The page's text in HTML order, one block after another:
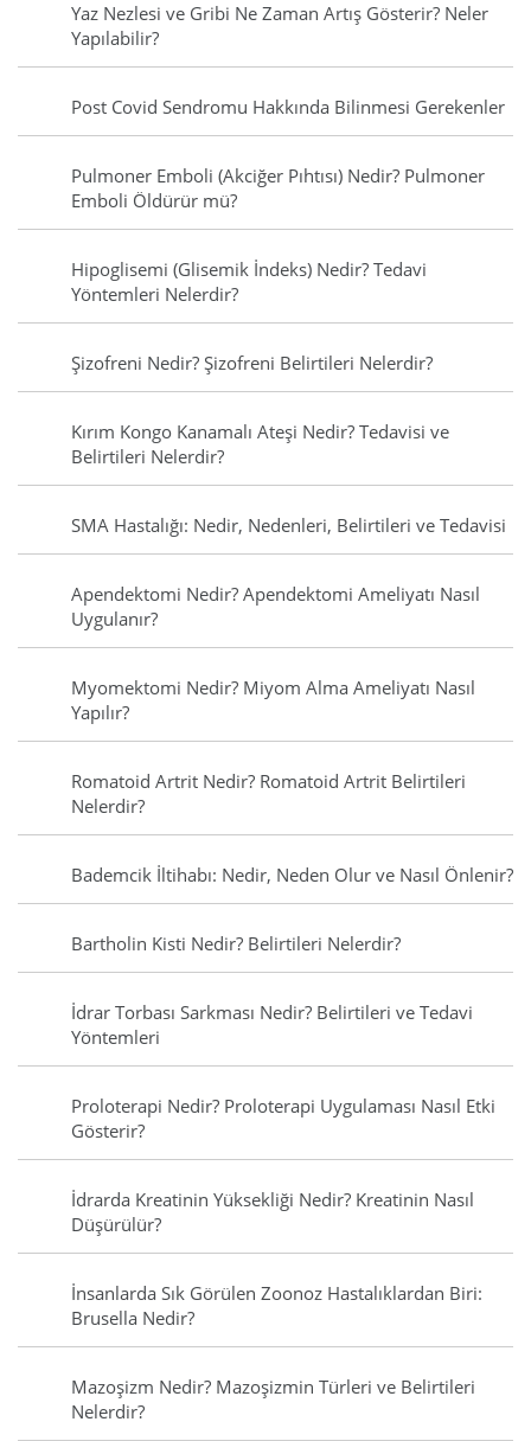
Yaz Nezlesi ve Gribi Ne Zaman Artış Gösterir? Neler
Yapılabilir?
Post Covid Sendromu Hakkında Bilinmesi Gerekenler
Pulmoner Emboli (Akciğer Pıhtısı) Nedir? Pulmoner
Emboli Öldürür mü?
Hipoglisemi (Glisemik İndeks) Nedir? Tedavi
Yöntemleri Nelerdir?
Şizofreni Nedir? Şizofreni Belirtileri Nelerdir?
Kırım Kongo Kanamalı Ateşi Nedir? Tedavisi ve
Belirtileri Nelerdir?
SMA Hastalığı: Nedir, Nedenleri, Belirtileri ve Tedavisi
Apendektomi Nedir? Apendektomi Ameliyatı Nasıl
Uygulanır?
Myomektomi Nedir? Miyom Alma Ameliyatı Nasıl
Yapılır?
Romatoid Artrit Nedir? Romatoid Artrit Belirtileri
Nelerdir?
Bademcik İltihabı: Nedir, Neden Olur ve Nasıl Önlenir?
Bartholin Kisti Nedir? Belirtileri Nelerdir?
İdrar Torbası Sarkması Nedir? Belirtileri ve Tedavi
Yöntemleri
Proloterapi Nedir? Proloterapi Uygulaması Nasıl Etki
Gösterir?
İdrarda Kreatinin Yüksekliği Nedir? Kreatinin Nasıl
Düşürülür?
İnsanlarda Sık Görülen Zoonoz Hastalıklardan Biri:
Brusella Nedir?
Mazoşizm Nedir? Mazoşizmin Türleri ve Belirtileri
Nelerdir?